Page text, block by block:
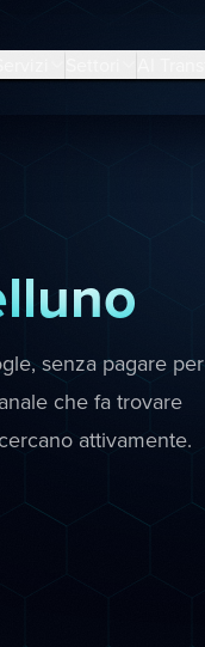
senza pagare per
che fa trovare
attivamente.